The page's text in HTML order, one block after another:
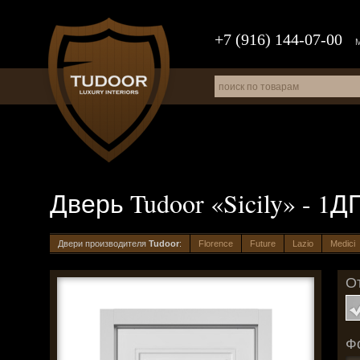
+7 (916) 144-07-00
Дверь Tudoor «Sicily» -
Двери производителя Tudoor: Florence Future Lazio Medici